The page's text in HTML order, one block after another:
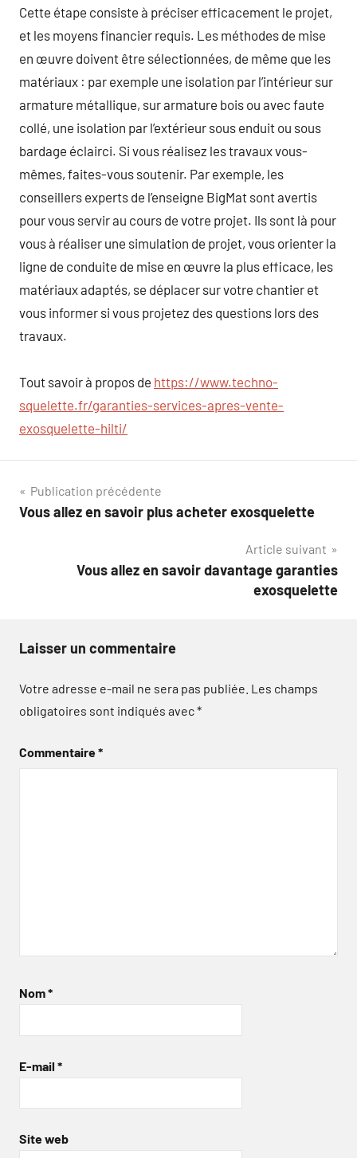
Cette étape consiste à préciser efficacement le projet,
et les moyens financier requis. Les méthodes de mise
en œuvre doivent être sélectionnées, de même que les
matériaux : par exemple une isolation par l’intérieur sur
armature métallique, sur armature bois ou avec faute
collé, une isolation par l’extérieur sous enduit ou sous
bardage éclairci. Si vous réalisez les travaux vous-
mêmes, faites-vous soutenir. Par exemple, les
conseillers experts de l’enseigne BigMat sont avertis
pour vous servir au cours de votre projet. Ils sont là pour
vous à réaliser une simulation de projet, vous orienter la
ligne de conduite de mise en œuvre la plus efficace, les
matériaux adaptés, se déplacer sur votre chantier et
vous informer si vous projetez des questions lors des
travaux.
Tout savoir à propos de https://www.techno-
squelette.fr/garanties-services-apres-vente-
exosquelette-hilti/
Navigation
de
Publication précédente
Vous allez en savoir plus acheter exosquelette
Article suivant
Vous allez en savoir davantage garanties
exosquelette
Laisser un commentaire
Votre adresse e-mail ne sera pas publiée. Les champs
obligatoires sont indiqués avec*
Commentaire*
Nom*
E-mail *
Site web